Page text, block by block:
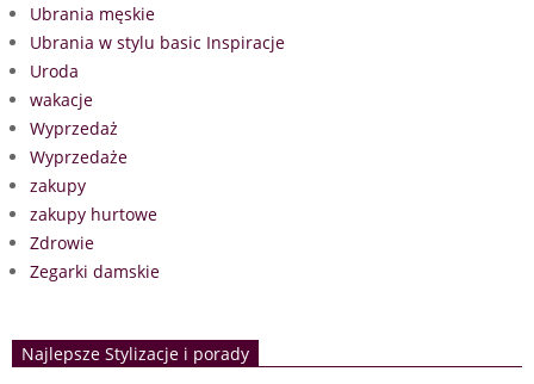
Ubrania męskie
Ubrania w stylu basic Inspiracje
Uroda
wakacje
Wyprzedaż
Wyprzedaże
zakupy
zakupy hurtowe
Zdrowie
Zegarki damskie
Najlepsze Stylizacje i porady